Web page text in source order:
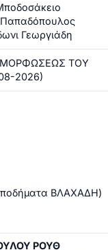
Παπαδόπουλος
Γεωργιάδη
ΤΟΥ
2026)
ΒΛΑΧΑΔΗ)
ΡΟΥΘ